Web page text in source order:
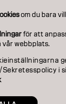
om du bara
för att
vår webbplats.
Sekretesspolicy i